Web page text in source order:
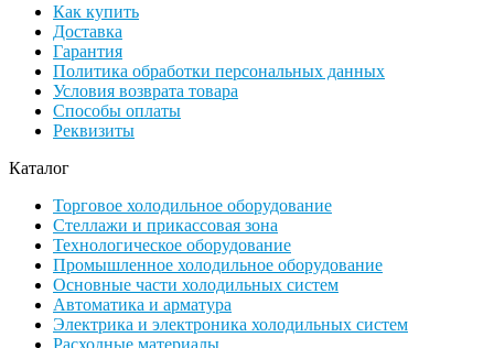
Как купить
Доставка
Гарантия
Политика обработки персональных данных
Условия возврата товара
Способы оплаты
Реквизиты
Каталог
Торговое холодильное оборудование
Стеллажи и прикассовая зона
Технологическое оборудование
Промышленное холодильное оборудование
Основные части холодильных систем
Автоматика и арматура
Электрика и электроника холодильных систем
Расходные материалы